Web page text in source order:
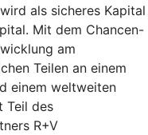
als sicheres Kapital
Mit dem Chancen-
am
Teilen an einem
einem weltweiten
Teil des
R+V